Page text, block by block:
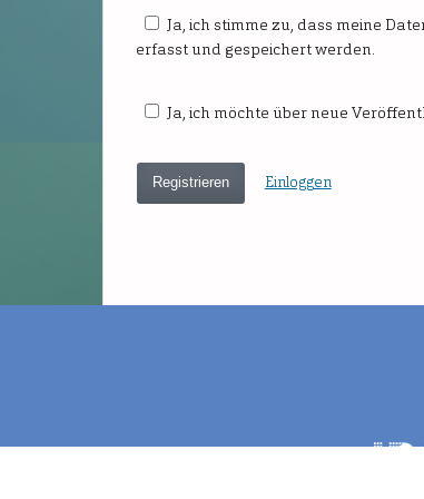
Ja, ich stimme zu, dass meine
erfasst und gespeichert werden.
Ja, ich möchte über neue
Registrieren Einloggen